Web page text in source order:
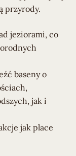
przyrody.
jeziorami, co
baseny o
jak i
jak place